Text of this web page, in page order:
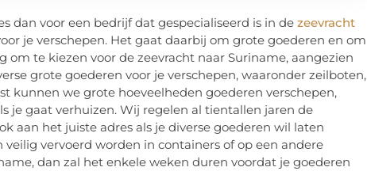
dan voor een bedrijf dat gespecialiseerd is in de zeevracht
je verschepen. Het gaat daarbij om grote goederen en om
te kiezen voor de zeevracht naar Suriname, aangezien
grote goederen voor je verschepen, waaronder zeilboten,
kunnen we grote hoeveelheden goederen verschepen,
je gaat verhuizen. Wij regelen al tientallen jaren de
aan het juiste adres als je diverse goederen wil laten
vervoerd worden in containers of op een andere
dan zal het enkele weken duren voordat je goederen